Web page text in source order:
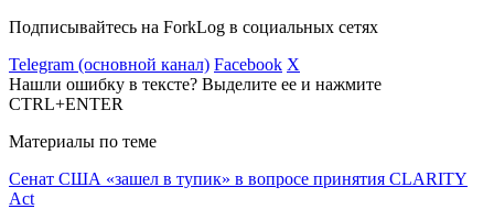
Подписывайтесь на ForkLog в социальных сетях
Telegram (основной канал) Facebook X
Нашли ошибку в тексте? Выделите ее и нажмите
CTRL+ENTER
Материалы по теме
Сенат США «зашел в тупик» в вопросе принятия CLARITY
Act